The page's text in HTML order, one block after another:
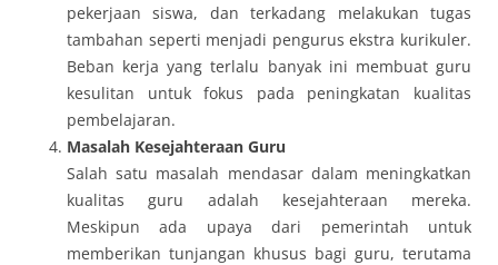
pekerjaan siswa, dan terkadang melakukan tugas
tambahan seperti menjadi pengurus ekstra kurikuler.
Beban kerja yang terlalu banyak ini membuat guru
kesulitan untuk fokus pada peningkatan kualitas
pembelajaran.
Masalah Kesejahteraan Guru
Salah satu masalah mendasar dalam meningkatkan
kualitas guru adalah kesejahteraan mereka.
Meskipun ada upaya dari pemerintah untuk
memberikan tunjangan khusus bagi guru, terutama